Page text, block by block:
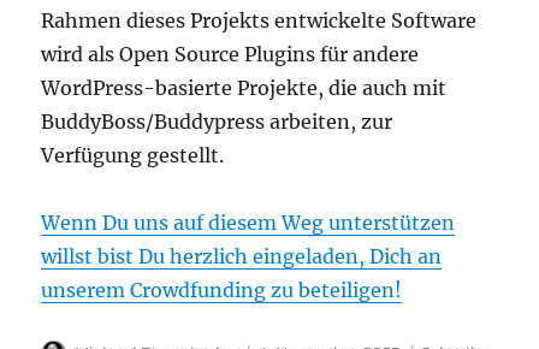
Rahmen dieses Projekts entwickelte Software
wird als Open Source Plugins für andere
WordPress-basierte Projekte, die auch mit
BuddyBoss/Buddypress arbeiten, zur
Verfügung gestellt.
Wenn Du uns auf diesem Weg unterstützen
willst bist Du herzlich eingeladen, Dich an
unserem Crowdfunding zu beteiligen!